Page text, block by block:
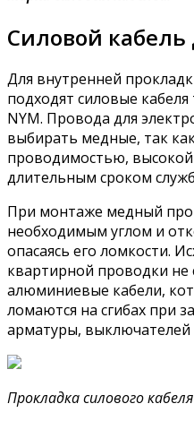
Силовой кабель
Для внутренней
подходят силовые
NYM. Провода для
выбирать медные, так
проводимостью,
длительным сроком
При монтаже медный
необходимым углом и
опасаясь его ломкости.
квартирной проводки не
алюминиевые кабели,
ломаются на сгибах при
арматуры, выключателей
Прокладка силового